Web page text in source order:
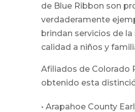
de Blue Ribbon son
verdaderamente
brindan servicios de
calidad a niños y
Afiliados de Colorado
obtenido esta
• Arapahoe County